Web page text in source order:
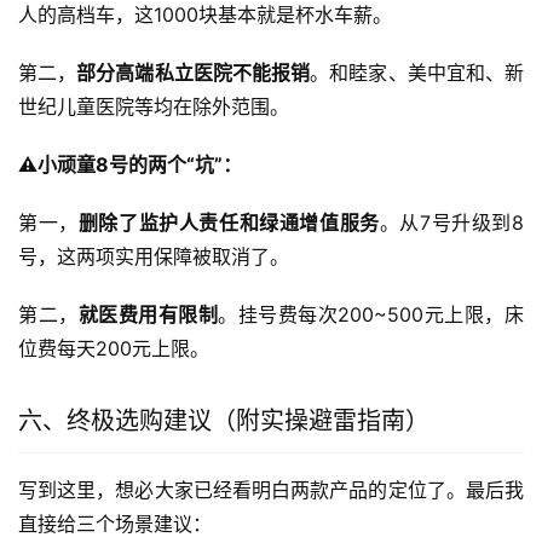
人的高档车，这1000块基本就是杯水车薪。
第二，部分高端私立医院不能报销。和睦家、美中宜和、新
世纪儿童医院等均在除外范围。
⚠️小顽童8号的两个“坑”：
第一， 删除了监护人责任和绿通增值服务。从7号升级到8
号，这两项实用保障被取消了。
第二， 就医费用有限制。挂号费每次200~500元上限，床
位费每天200元上限。
六、终极选购建议（附实操避雷指南）
写到这里，想必大家已经看明白两款产品的定位了。最后我
直接给三个场景建议：